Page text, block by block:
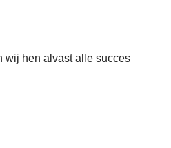
wij hen alvast alle succes